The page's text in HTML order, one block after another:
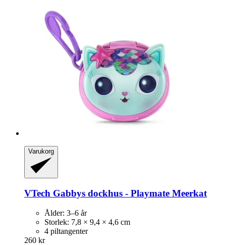
Varukorg
VTech Gabbys dockhus -​ Playmate Meerkat
Ålder: 3–6 år
Storlek: 7,8 × 9,4 × 4,6 cm
4 piltangenter
260 kr